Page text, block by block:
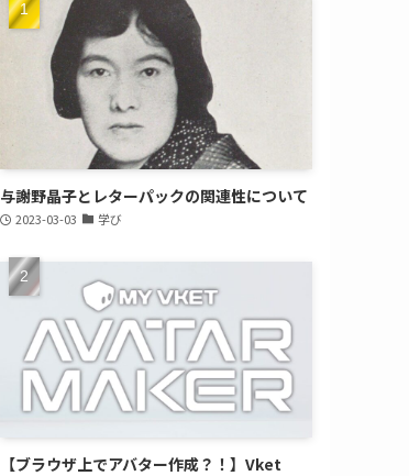
与謝野晶子とレターパックの関連性について
2023-03-03 学び
【ブラウザ上でアバター作成？！】Vket